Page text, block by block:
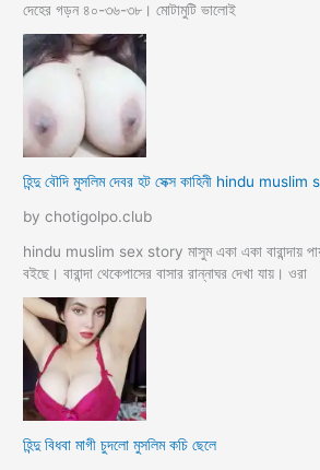
দেহের গড়ন ৪০-৩৬-৩৮। মোটামুটি ভালোই
হিন্দু বৌদি মুসলিম দেবর হট সেক্স কাহিনী hindu
by chotigolpo.club
hindu muslim sex story মাসুম একা একা বারান্দায়
বইছে। বারান্দা থেকেপাসের বাসার রান্নাঘর দেখা যায়। ওরা
হিন্দু বিধবা মাগী চুদলো মুসলিম কচি ছেলে